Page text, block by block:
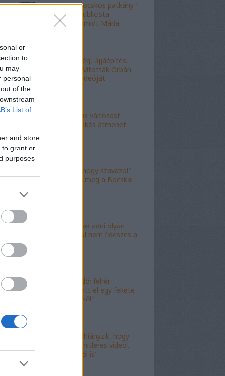
or
to
may
personal
of the
List of
and store
to grant or
purposes
"Figyelj, te mocskos patkány"
- a fideszes publicista
nekiesett Schmidt Mária
"Kell-e segítség, újjáépítés,
bármi?" - Kijavították Orbán
telefonálós videóját
"Kokó radikális változást
akart, én a békés átmenet
"Köszönöm, hogy szavazol" -
molinó jelent meg a Bocskai
"Lóf.szt fognak adni olyan
területre, ahol nem fideszes a
"Magyar híradó: fehér
gyereket lopott el egy fekete
férfi az erkélyről"
"Már csak az hiányzik, hogy
valami idióta hitleres videót
csináljon ebből is"